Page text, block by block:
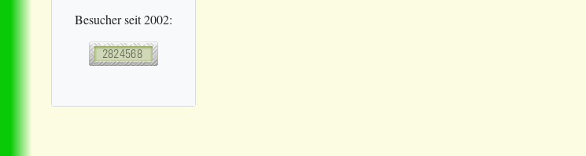
Besucher seit 2002: